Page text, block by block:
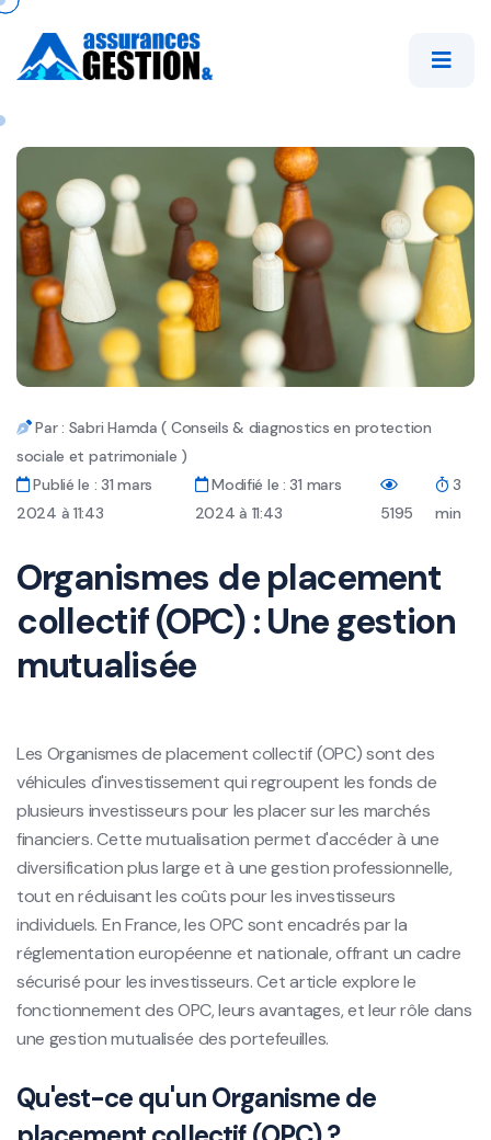
Par : Sabri Hamda ( Conseils & diagnostics en protection
sociale et patrimoniale )
Publié le : 31 mars
2024 à 11:43
Modifié le : 31 mars
2024 à 11:43
5195
3
min
Organismes de placement
collectif (OPC) : Une gestion
mutualisée
Les Organismes de placement collectif (OPC) sont des
véhicules d'investissement qui regroupent les fonds de
plusieurs investisseurs pour les placer sur les marchés
financiers. Cette mutualisation permet d'accéder à une
diversification plus large et à une gestion professionnelle,
tout en réduisant les coûts pour les investisseurs
individuels. En France, les OPC sont encadrés par la
réglementation européenne et nationale, offrant un cadre
sécurisé pour les investisseurs. Cet article explore le
fonctionnement des OPC, leurs avantages, et leur rôle dans
une gestion mutualisée des portefeuilles.
Qu'est-ce qu'un Organisme de